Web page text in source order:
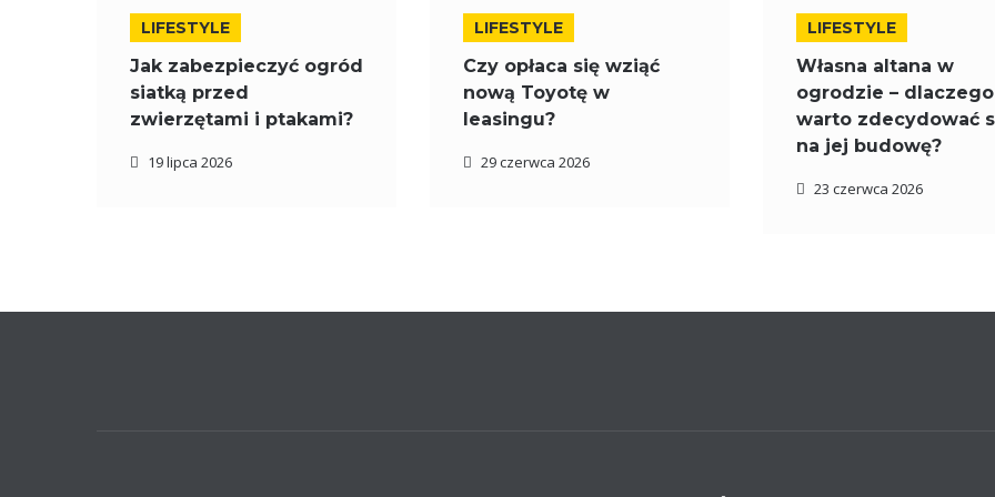
LIFESTYLE
Jak zabezpieczyć ogród
siatką przed
zwierzętami i ptakami?
19 lipca 2026
LIFESTYLE
Czy opłaca się wziąć
nową Toyotę w
leasingu?
29 czerwca 2026
LIFESTYLE
Własna altana w
ogrodzie – dlaczego
warto zdecydować
na jej budowę?
23 czerwca 2026